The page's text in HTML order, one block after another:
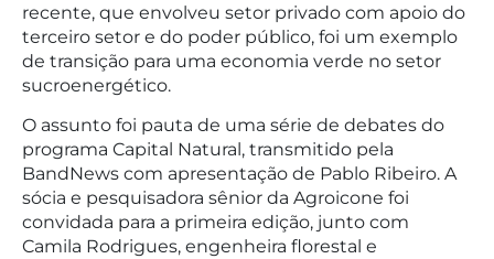
recente, que envolveu setor privado com apoio do
terceiro setor e do poder público, foi um exemplo
de transição para uma economia verde no setor
sucroenergético.
O assunto foi pauta de uma série de debates do
programa Capital Natural, transmitido pela
BandNews com apresentação de Pablo Ribeiro. A
sócia e pesquisadora sênior da Agroicone foi
convidada para a primeira edição, junto com
Camila Rodrigues, engenheira florestal e